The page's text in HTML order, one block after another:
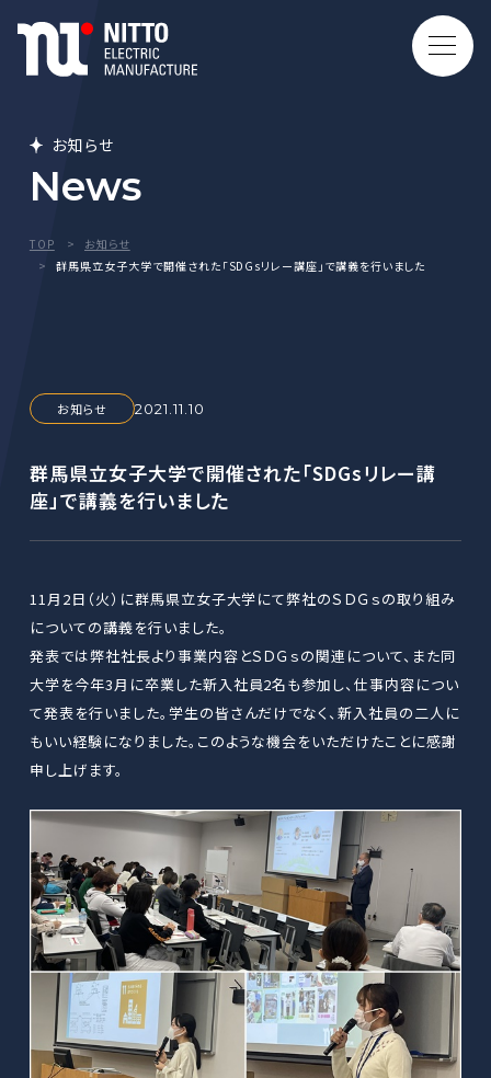
お知らせ
News
TOP
お知らせ
群馬県立女子大学で開催された「SDGsリレー講座」で講義を行いました
お知らせ 2021.11.10
群馬県立女子大学で開催された「SDGsリレー講
座」で講義を行いました
11月2日（火）に群馬県立女子大学にて弊社のＳＤＧｓの取り組み
についての講義を行いました。
発表では弊社社長より事業内容とＳＤＧｓの関連について、また同
大学を今年3月に卒業した新入社員2名も参加し、仕事内容につい
て発表を行いました。学生の皆さんだけでなく、新入社員の二人に
もいい経験になりました。このような機会をいただけたことに感謝
申し上げます。